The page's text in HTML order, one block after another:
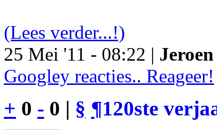
(Lees verder...!)
25 Mei '11 - 08:22 |
Googley reacties.. Reageer!
+ 0 - 0 | § ¶120ste